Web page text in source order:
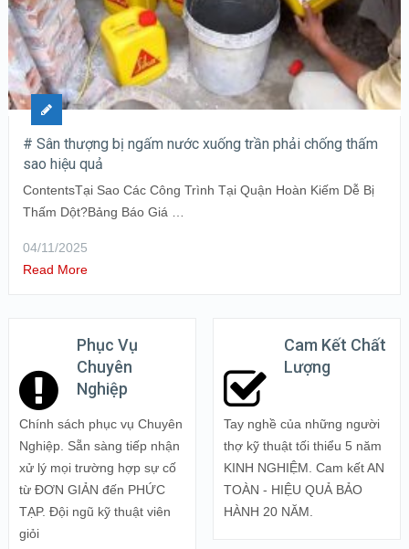
# Sân thượng bị ngấm nước xuống trần phải chống thấm
sao hiệu quả
ContentsTại Sao Các Công Trình Tại Quận Hoàn Kiếm Dễ Bị
Thấm Dột?Bảng Báo Giá …
04/11/2025
Read More
Phục Vụ
Chuyên
Nghiệp
Chính sách phục vụ Chuyên
Nghiệp. Sẵn sàng tiếp nhận
xử lý mọi trường hợp sự cố
từ ĐƠN GIẢN đến PHỨC
TẠP. Đội ngũ kỹ thuật viên
giỏi
Cam Kết Chất
Lượng
Tay nghề của những người
thợ kỹ thuật tối thiểu 5 năm
KINH NGHIỆM. Cam kết AN
TOÀN - HIỆU QUẢ BẢO
HÀNH 20 NĂM.